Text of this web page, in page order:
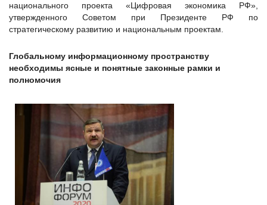
национального проекта «Цифровая экономика РФ»,
утвержденного Советом при Президенте РФ по
стратегическому развитию и национальным проектам.
Глобальному информационному пространству
необходимы ясные и понятные законные рамки и
полномочия